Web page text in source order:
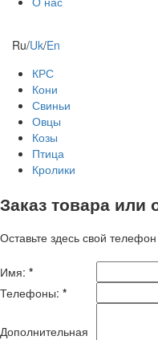
Ru/Uk/En
КРС
Кони
Свиньи
Овцы
Козы
Птица
Кролики
Заказ товара или
Оставьте здесь свой
Имя: *
Телефоны: *
Дополнительная